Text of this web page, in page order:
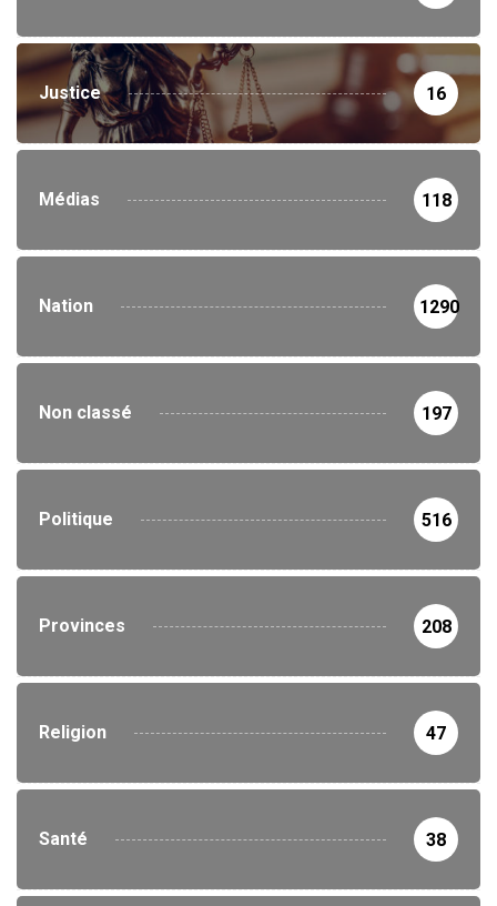
Justice 16
Médias 118
Nation 1290
Non classé 197
Politique 516
Provinces 208
Religion 47
Santé 38